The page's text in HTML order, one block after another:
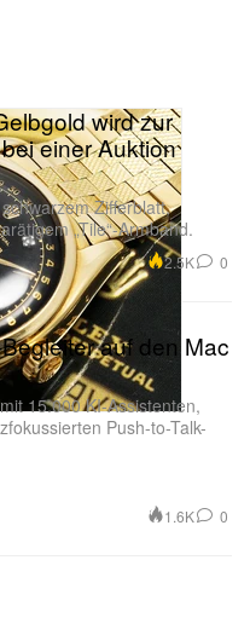
wird zur
einer Auktion
Zifferblatt,
„Tile“-Armband.
2.5K 0
auf den Mac
15.000 KI-Assistenten,
Push-to-Talk-
1.6K 0